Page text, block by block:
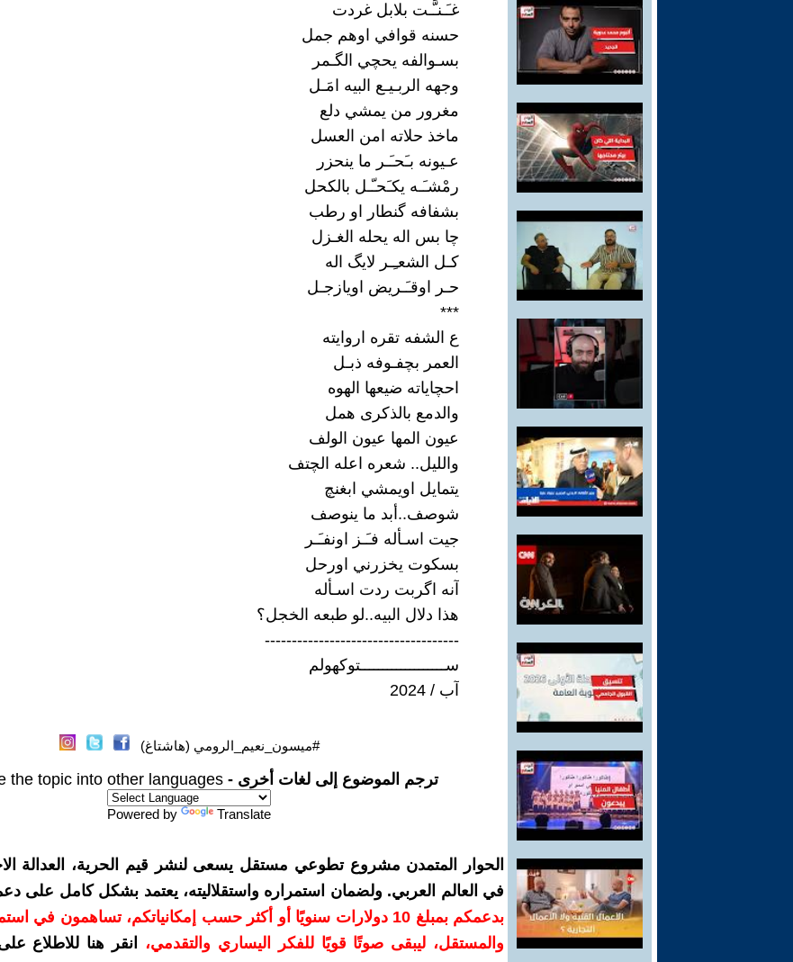
غـَـنـَّـت بلابل غردت
حسنه قوافي اوهم جمل
بسـوالفه يحچي الگـمر
وجهه الربـيـع البيه امَـل
مغرور من يمشي دلع
ماخذ حلاته امن العسل
عـيونه بـَحـَـر ما ينحزر
رمْشـَـه يكـَحـّـل بالكحل
بشفافه گنطار او رطب
چا بس اله يحله الغـزل
كـل الشعـِـر لايگ اله
حـر اوقـَـريض اويازجـل
***
ع الشفه تقره اروايته
العمر بچفـوفه ذبـل
احچاياته ضيعها الهوه
والدمع بالذكرى همل
عيون المها عيون الولف
والليل.. شعره اعله الچتف
يتمايل اويمشي ابغنچ
شوصف..أبد ما ينوصف
جيت اسـأله فـَـز اونفـَـر
بسكوت يخزرني اورحل
آنه اگربت ردت اسـأله
هذا دلال البيه..لو طبعه الخجل؟
------------------------------------
ســـــــــــــــــــتوكهولم
آب / 2024
#ميسون_نعيم_الرومي (هاشتاغ)
ترجم الموضوع إلى لغات أخرى - the topic into other languages
Powered by Translate
الحوار المتمدن مشروع تطوعي مستقل يسعى لنشر قيم الحرية، العدالة
في العالم العربي. ولضمان استمراره واستقلاليته، يعتمد بشكل كامل على
بدعمكم بمبلغ 10 دولارات سنويًا أو أكثر حسب إمكانياتكم، تساهمون في
والمستقل، ليبقى صوتًا قويًا للفكر اليساري والتقدمي،
انقر هنا للاطلاع